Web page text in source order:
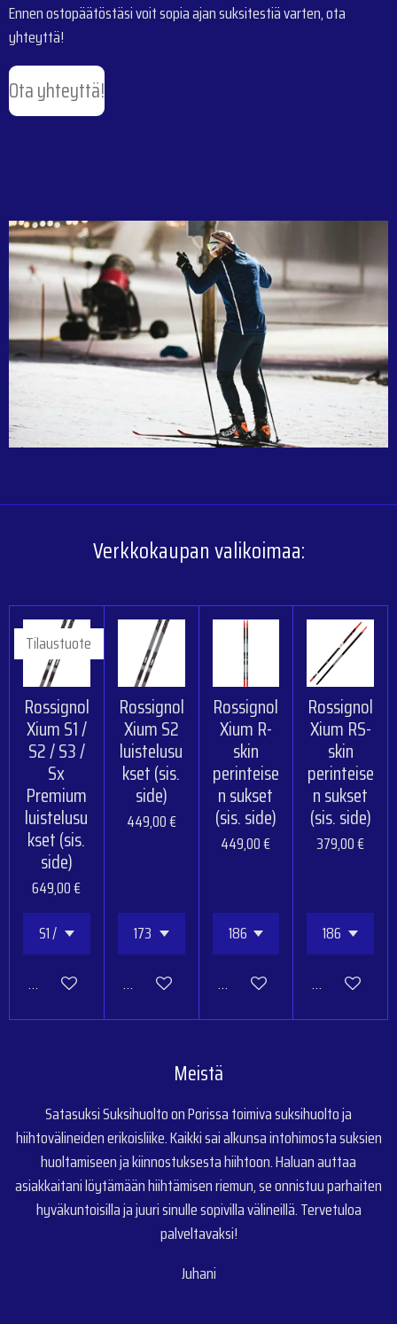
Ennen ostopäätöstäsi voit sopia ajan suksitestiä varten, ota
yhteyttä!
Ota yhteyttä!
Verkkokaupan valikoimaa:
Tilaustuote
Rossignol
Xium S1 /
S2 / S3 /
Sx
Premium
luistelusu
kset (sis.
side)
649,00 €
Katso lisätiedot
Rossignol
Xium S2
luistelusu
kset (sis.
side)
449,00 €
Katso lisätiedot
Rossignol
Xium R-
skin
perinteise
n sukset
(sis. side)
449,00 €
Katso lisätiedot
Rossignol
Xium RS-
skin
perinteise
n sukset
(sis. side)
379,00 €
Katso
Meistä
Satasuksi Suksihuolto on Porissa toimiva suksihuolto ja
hiihtovälineiden erikoisliike. Kaikki sai alkunsa intohimosta suksien
huoltamiseen ja kiinnostuksesta hiihtoon. Haluan auttaa
asiakkaitani löytämään hiihtämisen riemun, se onnistuu parhaiten
hyväkuntoisilla ja juuri sinulle sopivilla välineillä. Tervetuloa
palveltavaksi!
Juhani